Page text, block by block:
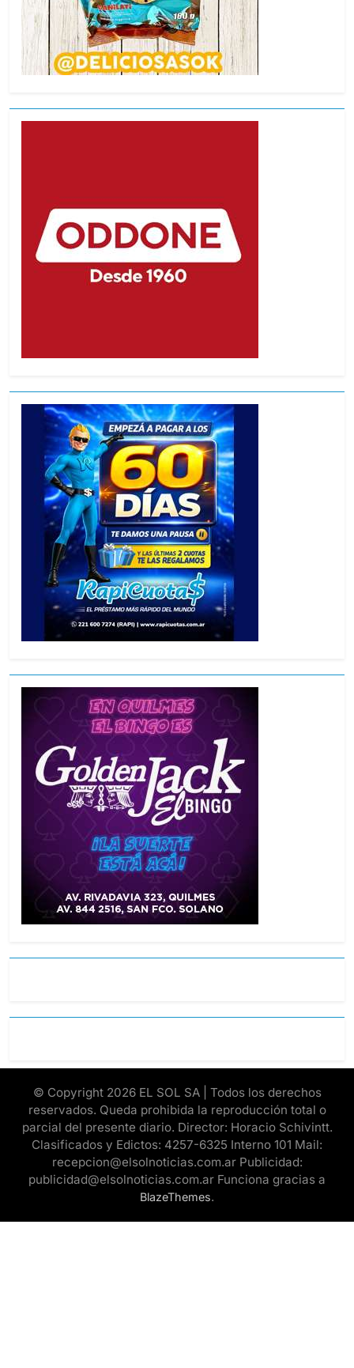
© Copyright 2026 EL SOL SA | Todos los derechos
reservados. Queda prohibida la reproducción total o
parcial del presente diario. Director: Horacio Schivintt.
Clasificados y Edictos: 4257-6325 Interno 101 Mail:
recepcion@elsolnoticias.com.ar Publicidad:
publicidad@elsolnoticias.com.ar Funciona gracias a
BlazeThemes.